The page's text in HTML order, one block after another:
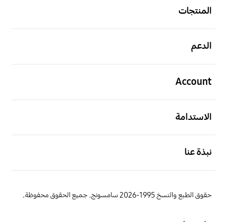
المنتجات
الدعم
Account
الاستدامة
نبذة عنا
حقوق الطبع والنسخ 1995-2026 سامسونج. جميع الحقوق محفوظة.